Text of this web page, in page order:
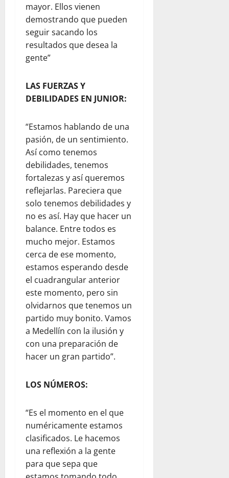
mayor. Ellos vienen
demostrando que pueden
seguir sacando los
resultados que desea la
gente”
LAS FUERZAS Y
DEBILIDADES EN JUNIOR:
“Estamos hablando de una
pasión, de un sentimiento.
Así como tenemos
debilidades, tenemos
fortalezas y así queremos
reflejarlas. Pareciera que
solo tenemos debilidades y
no es así. Hay que hacer un
balance. Entre todos es
mucho mejor. Estamos
cerca de ese momento,
estamos esperando desde
el cuadrangular anterior
este momento, pero sin
olvidarnos que tenemos un
partido muy bonito. Vamos
a Medellín con la ilusión y
con una preparación de
hacer un gran partido”.
LOS NÚMEROS:
“Es el momento en el que
numéricamente estamos
clasificados. Le hacemos
una reflexión a la gente
para que sepa que